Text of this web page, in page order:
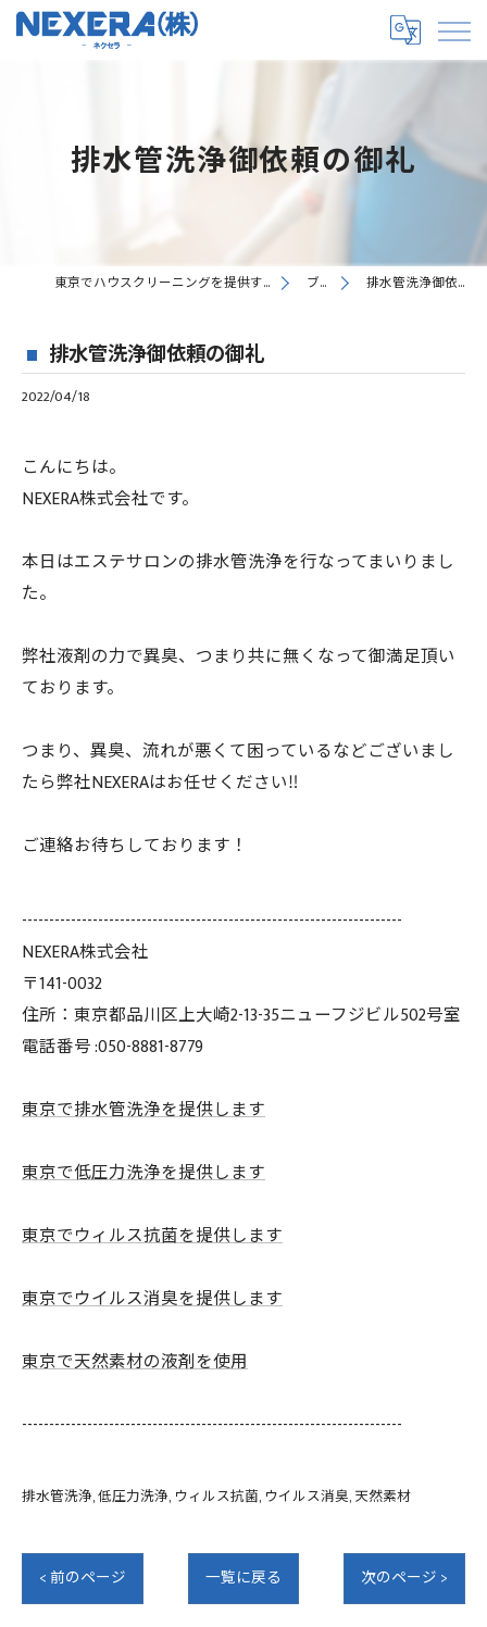
排水管洗浄御依頼の御礼
東京でハウスクリーニングを提供するNEXERA株式会社 ブログ 排水管洗浄御依頼の御礼
排水管洗浄御依頼の御礼
2022/04/18
こんにちは。
NEXERA株式会社です。
本日はエステサロンの排水管洗浄を行なってまいりまし
た。
弊社液剤の力で異臭、つまり共に無くなって御満足頂い
ております。
つまり、異臭、流れが悪くて困っているなどございまし
たら弊社NEXERAはお任せください‼️
ご連絡お待ちしております！
----------------------------------------------------------------------
NEXERA株式会社
〒141-0032
住所：東京都品川区上大崎2-13-35ニューフジビル502号室
電話番号 :050-8881-8779
東京で排水管洗浄を提供します
東京で低圧力洗浄を提供します
東京でウィルス抗菌を提供します
東京でウイルス消臭を提供します
東京で天然素材の液剤を使用
----------------------------------------------------------------------
排水管洗浄 低圧力洗浄 ウィルス抗菌 ウイルス消臭 天然素材
< 前のページ 一覧に戻る 次のページ >